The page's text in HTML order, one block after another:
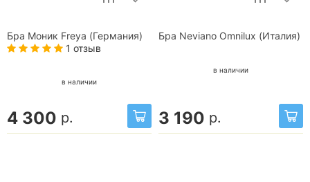
Бра Моник Freya (Германия)
1 отзыв
в наличии
4 300 р.
Бра Neviano Omnilux (Италия)
в наличии
3 190 р.